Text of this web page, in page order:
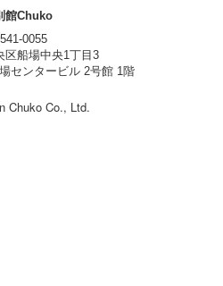
館Chuko
0055
区船場中央1丁目3
センタービル 2号館 1階
Chuko Co., Ltd.